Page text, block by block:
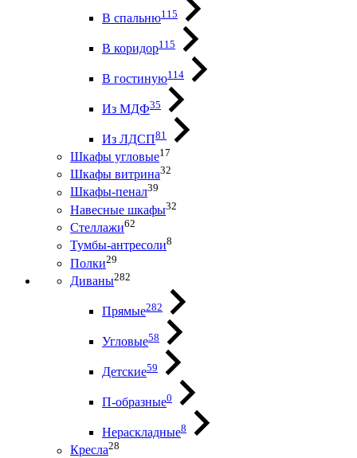
В спальню115
В коридор115
В гостиную114
Из МДФ35
Из ЛДСП81
Шкафы угловые17
Шкафы витрина32
Шкафы-пенал39
Навесные шкафы32
Стеллажи62
Тумбы-антресоли8
Полки29
Диваны282
Прямые282
Угловые58
Детские59
П-образные0
Нераскладные8
Кресла28